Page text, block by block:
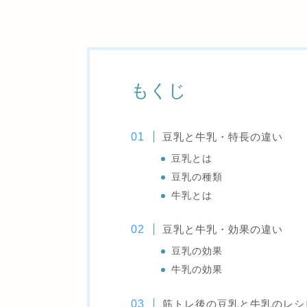
もくじ
豆乳と牛乳・特長の違い
豆乳とは
豆乳の種類
牛乳とは
豆乳と牛乳・効果の違い
豆乳の効果
牛乳の効果
筋トレ後の豆乳と牛乳のレシ